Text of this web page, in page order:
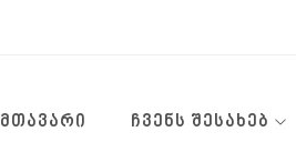
ᲛᲗᲐᲕᲐᲠᲘ ᲩᲕᲔᲜᲡ ᲨᲔᲡᲐᲮᲔᲑ